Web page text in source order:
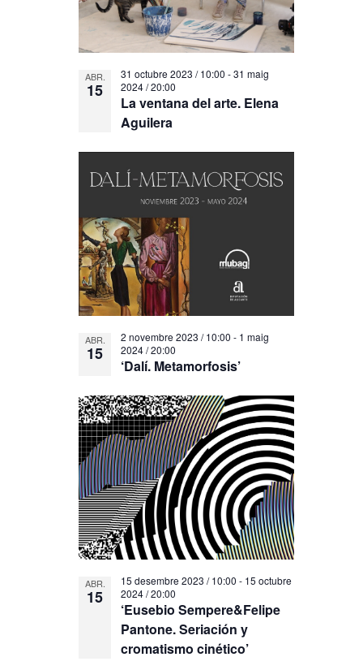
ABR.
15
La ventana del arte. Elena
Aguilera
31 octubre 2023 / 10:00 -31 maig
2024 / 20:00
ABR.
15
‘Dalí. Metamorfosis’
2 novembre 2023 / 10:00 - 1 maig
2024 / 20:00
ABR.
15
‘Eusebio Sempere&Felipe
Pantone. Seriación y
cromatismo cinético’
15 desembre 2023 / 10:00 - 15 octubre
2024 / 20:00